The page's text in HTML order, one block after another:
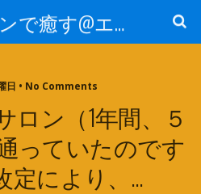
エステサロンで癒す@エステ～全国エステ情報
日 • No Comments
ロン（1年間、５
っていたのです
定により、…